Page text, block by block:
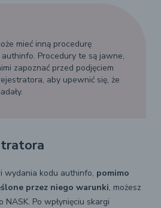
mieć inną procedurę
Procedury te są jawne,
zapoznać przed podjęciem
aby upewnić się, że
wydania kodu authinfo, pomimo
przez niego warunki, możesz
NASK. Po wpłynięciu skargi